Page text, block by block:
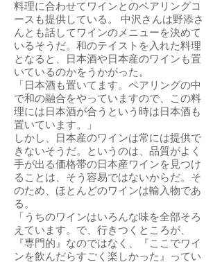
料理に合わせてワインとのペアリングコ
ースも提供している。 中沢さんは野添さ
んとも話してワインのメニューを決めて
いるそうだ。和のテイストを入れた料理
となると、日本酒や日本産のワインも置
いているのかをうかがった。
「日本酒も置いてます。ペアリングの中
で和の融合をやっていますので、この料
理には日本酒が合うという時は日本酒も
置いています。」
しかし、日本産のワインは常には提供で
きないそうだ。というのは、品質がよく
手が出る価格帯の日本産ワインを見つけ
ることは、そう容易ではないからだ。そ
のため、ほとんどのワインは輸入物であ
る。
「うちのワインはいろんな味を全部そろ
えています。で、行きつくところが、
『専門的』なのではなく、『ここでワイ
ンを飲んだらすごく楽しかった』ってい